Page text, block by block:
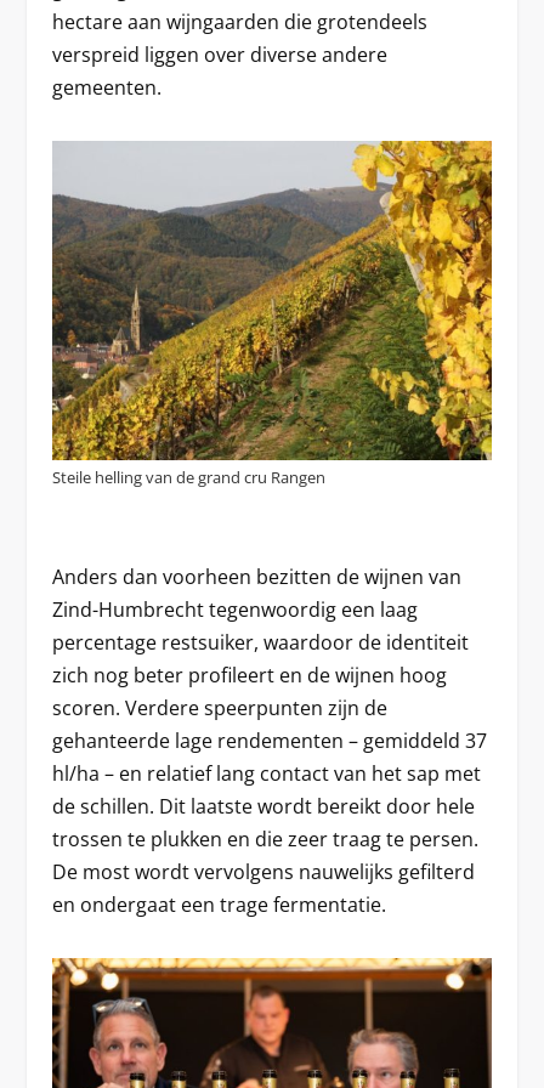
hectare aan wijngaarden die grotendeels
verspreid liggen over diverse andere
gemeenten.
Steile helling van de grand cru Rangen
Anders dan voorheen bezitten de wijnen van
Zind-Humbrecht tegenwoordig een laag
percentage restsuiker, waardoor de identiteit
zich nog beter profileert en de wijnen hoog
scoren. Verdere speerpunten zijn de
gehanteerde lage rendementen – gemiddeld 37
hl/ha – en relatief lang contact van het sap met
de schillen. Dit laatste wordt bereikt door hele
trossen te plukken en die zeer traag te persen.
De most wordt vervolgens nauwelijks gefilterd
en ondergaat een trage fermentatie.